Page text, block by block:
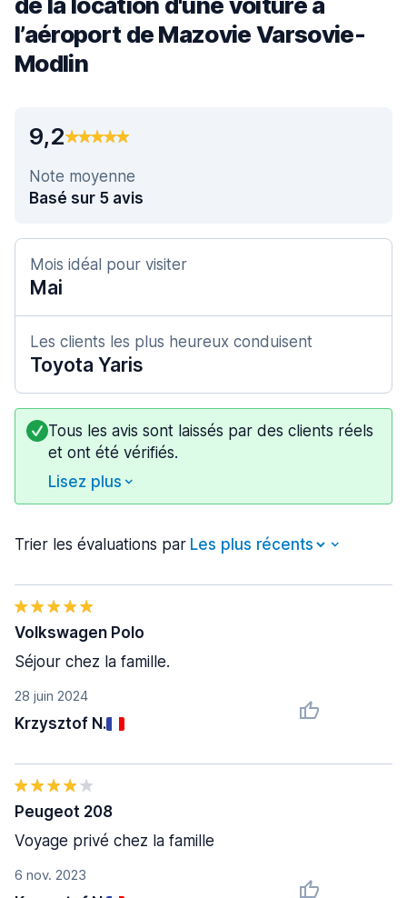
l’aéroport de Mazovie Varsovie-
Modlin
9,2
Note moyenne
Basé sur 5 avis
Mois idéal pour visiter
Mai
Les clients les plus heureux conduisent
Toyota Yaris
Tous les avis sont laissés par des clients réels
et ont été vérifiés.
Lisez plus
Trier les évaluations par
28 juin 2024
Krzysztof N.
Volkswagen Polo
Séjour chez la famille.
6 nov. 2023
Peugeot 208
Voyage privé chez la famille